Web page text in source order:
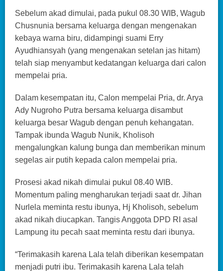
Sebelum akad dimulai, pada pukul 08.30 WIB, Wagub
Chusnunia bersama keluarga dengan mengenakan
kebaya warna biru, didampingi suami Erry
Ayudhiansyah (yang mengenakan setelan jas hitam)
telah siap menyambut kedatangan keluarga dari calon
mempelai pria.
Dalam kesempatan itu, Calon mempelai Pria, dr. Arya
Ady Nugroho Putra bersama keluarga disambut
keluarga besar Wagub dengan penuh kehangatan.
Tampak ibunda Wagub Nunik, Kholisoh
mengalungkan kalung bunga dan memberikan minum
segelas air putih kepada calon mempelai pria.
Prosesi akad nikah dimulai pukul 08.40 WIB.
Momentum paling mengharukan terjadi saat dr. Jihan
Nurlela meminta restu ibunya, Hj Kholisoh, sebelum
akad nikah diucapkan. Tangis Anggota DPD RI asal
Lampung itu pecah saat meminta restu dari ibunya.
“Terimakasih karena Lala telah diberikan kesempatan
menjadi putri ibu. Terimakasih karena Lala telah